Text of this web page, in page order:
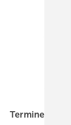
Termine